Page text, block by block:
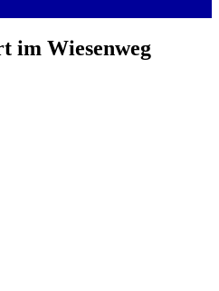
im Wiesenweg